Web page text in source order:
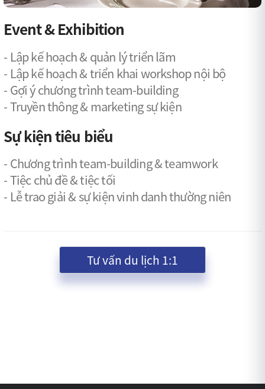
Event & Exhibition
- Lập kế hoạch & quản lý triển lãm
- Lập kế hoạch & triển khai workshop nội bộ
- Gợi ý chương trình team-building
- Truyền thông & marketing sự kiện
Sự kiện tiêu biểu
- Chương trình team-building & teamwork
- Tiệc chủ đề & tiệc tối
- Lễ trao giải & sự kiện vinh danh thường niên
Tư vấn du lịch 1:1